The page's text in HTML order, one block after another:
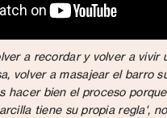
a recordar y volver a vivir
volver a masajear el barro
hacer bien el proceso
tiene su propia regla',